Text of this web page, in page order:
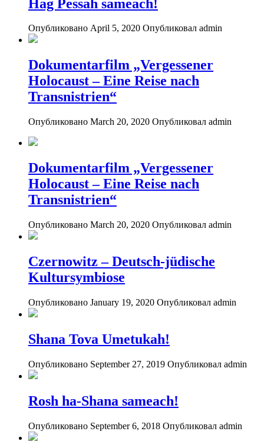
Hag Pessah sameach!
Опубликовано April 5, 2020 Опубликовал admin
Dokumentarfilm „Vergessener
Holocaust – Eine Reise nach
Transnistrien“
Опубликовано March 20, 2020 Опубликовал admin
Dokumentarfilm „Vergessener
Holocaust – Eine Reise nach
Transnistrien“
Опубликовано March 20, 2020 Опубликовал admin
Czernowitz – Deutsch-jüdische
Kultursymbiose
Опубликовано January 19, 2020 Опубликовал admin
Shana Tova Umetukah!
Опубликовано September 27, 2019 Опубликовал admin
Rosh ha-Shana sameach!
Опубликовано September 6, 2018 Опубликовал admin